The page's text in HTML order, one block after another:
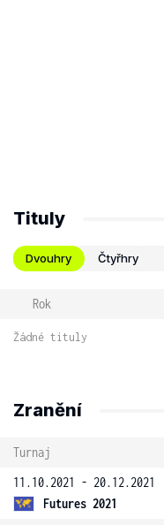
Tituly
Dvouhry Čtyřhry
Rok
Žádné tituly
Zranění
Turnaj
11.10.2021 - 20.12.2021
Futures 2021